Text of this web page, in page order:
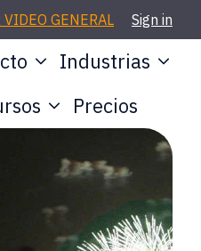
VIDEO GENERAL Sign in
Industrias
Precios